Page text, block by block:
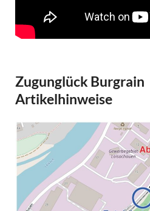
Zugunglück Burgrain
Artikelhinweise